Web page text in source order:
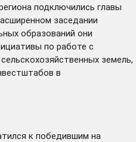
подключились главы
заседании
образований они
по работе с
земель,
в
к победившим на